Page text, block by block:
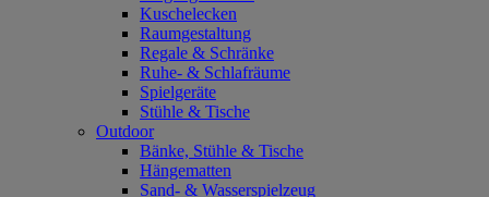
Kuschelecken
Raumgestaltung
Regale & Schränke
Ruhe- & Schlafräume
Spielgeräte
Stühle & Tische
Outdoor
Bänke, Stühle & Tische
Hängematten
Sand- & Wasserspielzeug